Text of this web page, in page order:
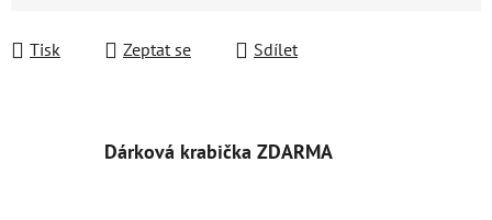
Tisk Zeptat se Sdílet
Dárková krabička ZDARMA